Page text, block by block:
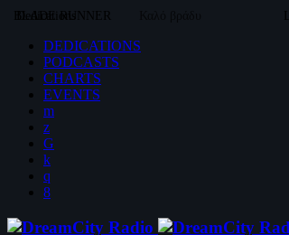
Dedications
BLADE RUNNER
DEDICATIONS
PODCASTS
CHARTS
EVENTS